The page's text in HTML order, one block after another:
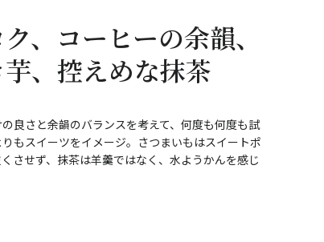
、コーヒーの余韻、
、控えめな抹茶
良さと余韻のバランスを考えて、何度も何度も試
もスイーツをイメージ。さつまいもはスイートポ
させず、抹茶は羊羹ではなく、水ようかんを感じ